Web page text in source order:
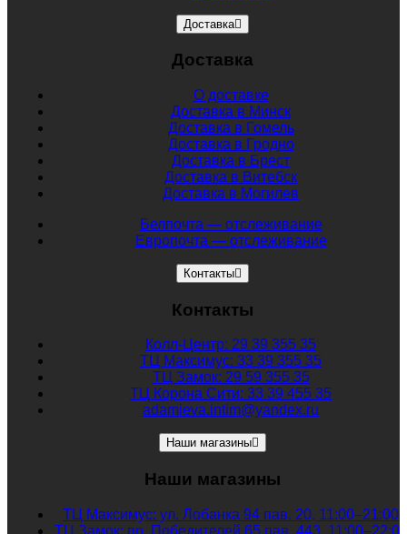
Доставка
Доставка
О доставке
Доставка в Минск
Доставка в Гомель
Доставка в Гродно
Доставка в Брест
Доставка в Витебск
Доставка в Могилев
Белпочта — отслеживание
Европочта — отслеживание
Контакты
Контакты
Колл-Центр: 29 39 355 35
ТЦ Максимус: 33 39 355 35
ТЦ Замок: 29 59 355 35
ТЦ Корона Сити: 33 39 455 35
adamieva.intim@yandex.ru
Наши магазины
Наши магазины
ТЦ Максимус: ул. Лобанка 94 пав. 20, 11:00–21:00
ТЦ Замок: пр. Победителей 65 пав. 443, 11:00–22:00